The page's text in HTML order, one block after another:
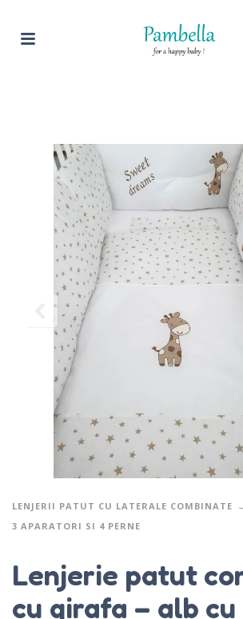
LENJERII PATUT CU LATERALE COMBINATE
3 APARATORI SI 4 PERNE
Lenjerie patut
cu girafa – alb